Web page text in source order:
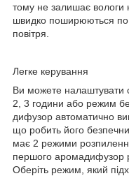
тому не залишає вологи
швидко поширюються по
повітря.
Легке керування
Ви можете налаштувати
2, 3 години або режим
дифузор автоматично
що робить його
має 2 режими
першого аромадифузор
Оберіть режим, який